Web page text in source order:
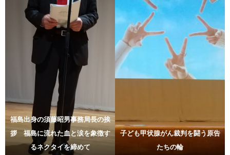
福島出身の須藤昭男事務局長の挨
拶 福島に流れた血と涙を象徴す
るネクタイを締めて
子ども甲状腺がん裁判を闘う原告
たちの輪